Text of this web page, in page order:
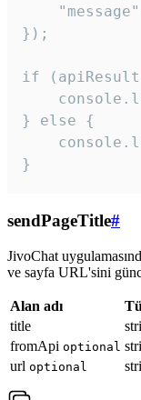
});
if
} else {
}
sendPageTitle#
JivoChat
ve sayfa URL'sini
Alan adı
title
fromApi optional
url optional